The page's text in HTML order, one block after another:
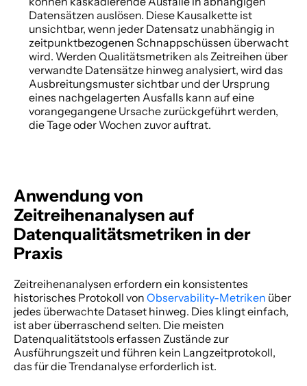
Datensätzen auslösen. Diese Kausalkette ist
unsichtbar, wenn jeder Datensatz unabhängig in
zeitpunktbezogenen Schnappschüssen überwacht
wird. Werden Qualitätsmetriken als Zeitreihen über
verwandte Datensätze hinweg analysiert, wird das
Ausbreitungsmuster sichtbar und der Ursprung
eines nachgelagerten Ausfalls kann auf eine
vorangegangene Ursache zurückgeführt werden,
die Tage oder Wochen zuvor auftrat.
Anwendung von
Zeitreihenanalysen auf
Datenqualitätsmetriken in der
Praxis
Zeitreihenanalysen erfordern ein konsistentes
historisches Protokoll von Observability-Metriken über
jedes überwachte Dataset hinweg. Dies klingt einfach,
ist aber überraschend selten. Die meisten
Datenqualitätstools erfassen Zustände zur
Ausführungszeit und führen kein Langzeitprotokoll,
das für die Trendanalyse erforderlich ist.